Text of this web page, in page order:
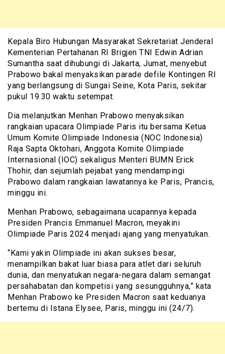
Kepala Biro Hubungan Masyarakat Sekretariat Jenderal
Kementerian Pertahanan RI Brigjen TNI Edwin Adrian
Sumantha saat dihubungi di Jakarta, Jumat, menyebut
Prabowo bakal menyaksikan parade defile Kontingen RI
yang berlangsung di Sungai Seine, Kota Paris, sekitar
pukul 19.30 waktu setempat.
Dia melanjutkan Menhan Prabowo menyaksikan
rangkaian upacara Olimpiade Paris itu bersama Ketua
Umum Komite Olimpiade Indonesia (NOC Indonesia)
Raja Sapta Oktohari, Anggota Komite Olimpiade
Internasional (IOC) sekaligus Menteri BUMN Erick
Thohir, dan sejumlah pejabat yang mendampingi
Prabowo dalam rangkaian lawatannya ke Paris, Prancis,
minggu ini.
Menhan Prabowo, sebagaimana ucapannya kepada
Presiden Prancis Emmanuel Macron, meyakini
Olimpiade Paris 2024 menjadi ajang yang menyatukan.
“Kami yakin Olimpiade ini akan sukses besar,
menampilkan bakat luar biasa para atlet dari seluruh
dunia, dan menyatukan negara-negara dalam semangat
persahabatan dan kompetisi yang sesungguhnya,” kata
Menhan Prabowo ke Presiden Macron saat keduanya
bertemu di Istana Elysee, Paris, minggu ini (24/7).